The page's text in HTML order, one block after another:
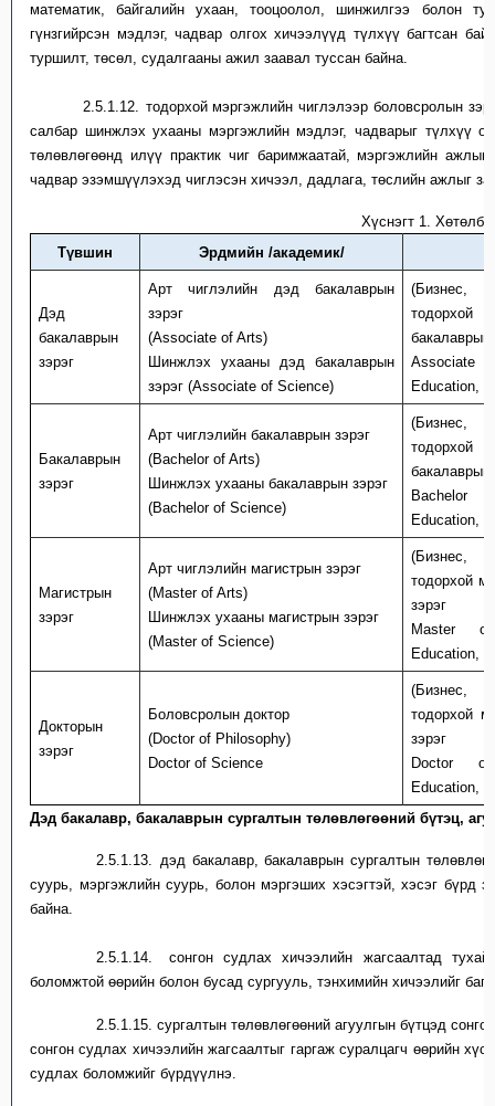
математик, байгалийн ухаан, тооцоолол, шинжилгээ болон
гүнзгийрсэн мэдлэг, чадвар олгох хичээлүүд түлхүү багтсан
туршилт, төсөл, судалгааны ажил заавал туссан байна.
2.5.1.12. тодорхой мэргэжлийн чиглэлээрболовсролын
салбар шинжлэх ухааны мэргэжлийн мэдлэг, чадварыг түлхүү
төлөвлөгөөнд илүү практик чиг баримжаатай, мэргэжлийн
чадвар эзэмшүүлэхэд чиглэсэн хичээл, дадлага, төслийн ажлыг
Хүснэгт 1.
Түвшин
Эрдмийн /академик/
Дэд
бакалаврын
зэрэг
Арт
чиглэлийн дэд бакалаврын
зэрэг
(Associate of Arts)
Шинжлэх ухааны дэд бакалаврын
зэрэг (Associate of Science)
(Бизнес,
тодорхой
бакалаврын
Associate
Education,
Бакалаврын
зэрэг
Арт чиглэлийн бакалаврын зэрэг
(Bachelor of Arts)
Шинжлэх ухааны бакалаврын зэрэг
(Bachelor of Science)
(Бизнес,
бакалаврын
Bachelor
Education,
Магистрын
зэрэг
Арт чиглэлийн магистрын зэрэг
(Master of Arts)
Шинжлэх ухааны магистрын зэрэг
(Master of Science)
(Бизнес,
тодорхой
зэрэг
Master of
Education,
Докторын
зэрэг
Боловсролын доктор
(Doctor of Philosophy)
Doctor of Science
(Бизнес,
тодорхой
зэрэг
Doctor of
Education,
Дэд бакалавр, бакалаврын сургалтын төлөвлөгөөний бүтэц,
2.5.1.13. дэд бакалавр, бакалаврын сургалтын
суурь, мэргэжлийн суурь, болон мэргэших хэсэгтэй, хэсэг бүрд
байна.
2.5.1.14. сонгон судлах хичээлийн жагсаалтад
боломжтой өөрийн болон бусад сургууль, тэнхимийн хичээлийг
2.5.1.15. сургалтын төлөвлөгөөний агуулгын бүтцэд
сонгон судлах хичээлийн жагсаалтыг гаргажсуралцагч өөрийн
судлах боломжийг бүрдүүлнэ